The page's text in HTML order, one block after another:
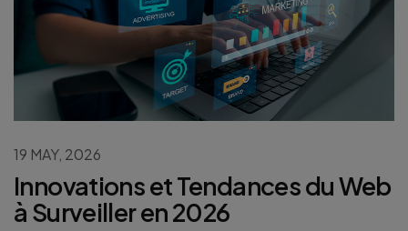
19 MAY, 2026
Innovations et Tendances du Web
à Surveiller en 2026